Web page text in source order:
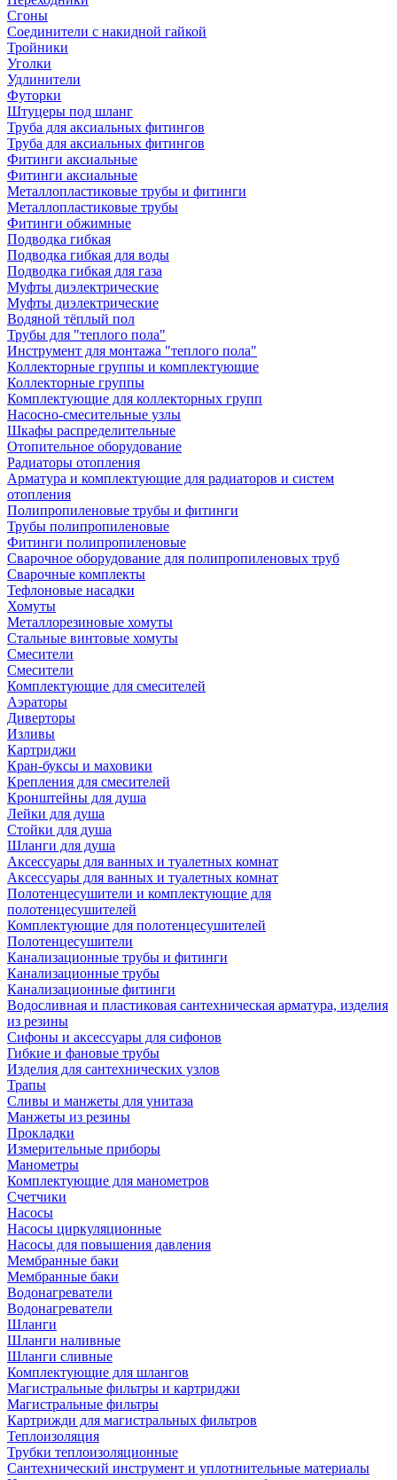
Сгоны
Соединители с накидной гайкой
Тройники
Уголки
Удлинители
Футорки
Штуцеры под шланг
Труба для аксиальных фитингов
Труба для аксиальных фитингов
Фитинги аксиальные
Фитинги аксиальные
Металлопластиковые трубы и фитинги
Металлопластиковые трубы
Фитинги обжимные
Подводка гибкая
Подводка гибкая для воды
Подводка гибкая для газа
Муфты диэлектрические
Муфты диэлектрические
Водяной тёплый пол
Трубы для "теплого пола"
Инструмент для монтажа "теплого пола"
Коллекторные группы и комплектующие
Коллекторные группы
Комплектующие для коллекторных групп
Насосно-смесительные узлы
Шкафы распределительные
Отопительное оборудование
Радиаторы отопления
Арматура и комплектующие для радиаторов и систем
отопления
Полипропиленовые трубы и фитинги
Трубы полипропиленовые
Фитинги полипропиленовые
Сварочное оборудование для полипропиленовых труб
Сварочные комплекты
Тефлоновые насадки
Хомуты
Металлорезиновые хомуты
Стальные винтовые хомуты
Смесители
Смесители
Комплектующие для смесителей
Аэраторы
Диверторы
Изливы
Картриджи
Кран-буксы и маховики
Крепления для смесителей
Кронштейны для душа
Лейки для душа
Стойки для душа
Шланги для душа
Аксессуары для ванных и туалетных комнат
Аксессуары для ванных и туалетных комнат
Полотенцесушители и комплектующие для
полотенцесушителей
Комплектующие для полотенцесушителей
Полотенцесушители
Канализационные трубы и фитинги
Канализационные трубы
Канализационные фитинги
Водосливная и пластиковая сантехническая арматура, изделия
из резины
Сифоны и аксессуары для сифонов
Гибкие и фановые трубы
Изделия для сантехнических узлов
Трапы
Сливы и манжеты для унитаза
Манжеты из резины
Прокладки
Измерительные приборы
Манометры
Комплектующие для манометров
Счетчики
Насосы
Насосы циркуляционные
Насосы для повышения давления
Мембранные баки
Мембранные баки
Водонагреватели
Водонагреватели
Шланги
Шланги наливные
Шланги сливные
Комплектующие для шлангов
Магистральные фильтры и картриджи
Магистральные фильтры
Картрижди для магистральных фильтров
Теплоизоляция
Трубки теплоизоляционные
Сантехнический инструмент и уплотнительные материалы